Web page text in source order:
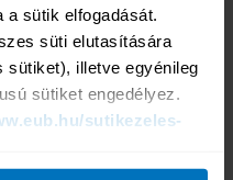
sütik elfogadását.
süti elutasítására
sütiket), illetve egyénileg
sütiket engedélyez.
sutikezeles-